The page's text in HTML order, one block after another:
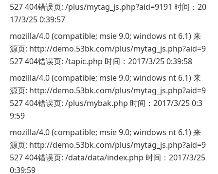
527 404错误页: /plus/mytag_js.php?aid=9191 时间：20
17/3/25 0:39:57
mozilla/4.0 (compatible; msie 9.0; windows nt 6.1) 来
源页: http://demo.53bk.com/plus/mytag_js.php?aid=9
527 404错误页: /tapic.php 时间：2017/3/25 0:39:58
mozilla/4.0 (compatible; msie 9.0; windows nt 6.1) 来
源页: http://demo.53bk.com/plus/mytag_js.php?aid=9
527 404错误页: /plus/mybak.php 时间：2017/3/25 0:3
9:59
mozilla/4.0 (compatible; msie 9.0; windows nt 6.1) 来
源页: http://demo.53bk.com/plus/mytag_js.php?aid=9
527 404错误页: /data/data/index.php 时间：2017/3/25
0:39:59